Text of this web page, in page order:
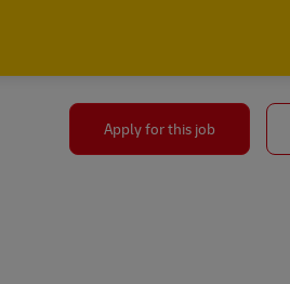
Apply for this job